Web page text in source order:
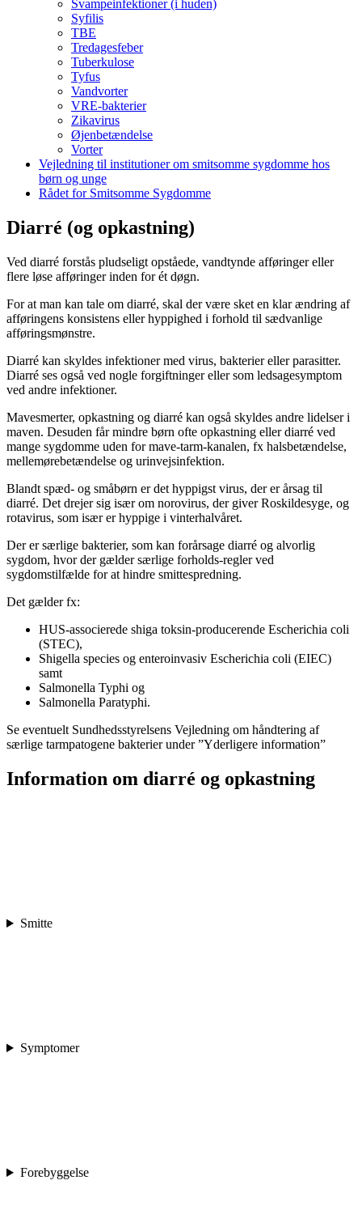
Svampeinfektioner (i huden)
Syfilis
TBE
Tredagesfeber
Tuberkulose
Tyfus
Vandvorter
VRE-bakterier
Zikavirus
Øjenbetændelse
Vorter
Vejledning til institutioner om smitsomme sygdomme hos
børn og unge
Rådet for Smitsomme Sygdomme
Diarré (og opkastning)
Ved diarré forstås pludseligt opståede, vandtynde afføringer eller
flere løse afføringer inden for ét døgn.
For at man kan tale om diarré, skal der være sket en klar ændring af
afføringens konsistens eller hyppighed i forhold til sædvanlige
afføringsmønstre.
Diarré kan skyldes infektioner med virus, bakterier eller parasitter.
Diarré ses også ved nogle forgiftninger eller som ledsagesymptom
ved andre infektioner.
Mavesmerter, opkastning og diarré kan også skyldes andre lidelser i
maven. Desuden får mindre børn ofte opkastning eller diarré ved
mange sygdomme uden for mave-tarm-kanalen, fx halsbetændelse,
mellemørebetændelse og urinvejsinfektion.
Blandt spæd- og småbørn er det hyppigst virus, der er årsag til
diarré. Det drejer sig især om norovirus, der giver Roskildesyge, og
rotavirus, som især er hyppige i vinterhalvåret.
Der er særlige bakterier, som kan forårsage diarré og alvorlig
sygdom, hvor der gælder særlige forholds-regler ved
sygdomstilfælde for at hindre smittespredning.
Det gælder fx:
HUS-associerede shiga toksin-producerende Escherichia coli
(STEC),
Shigella species og enteroinvasiv Escherichia coli (EIEC)
samt
Salmonella Typhi og
Salmonella Paratyphi.
Se eventuelt Sundhedsstyrelsens Vejledning om håndtering af
særlige tarmpatogene bakterier under ”Yderligere information”
Information om diarré og opkastning
Smitte
Symptomer
Forebyggelse